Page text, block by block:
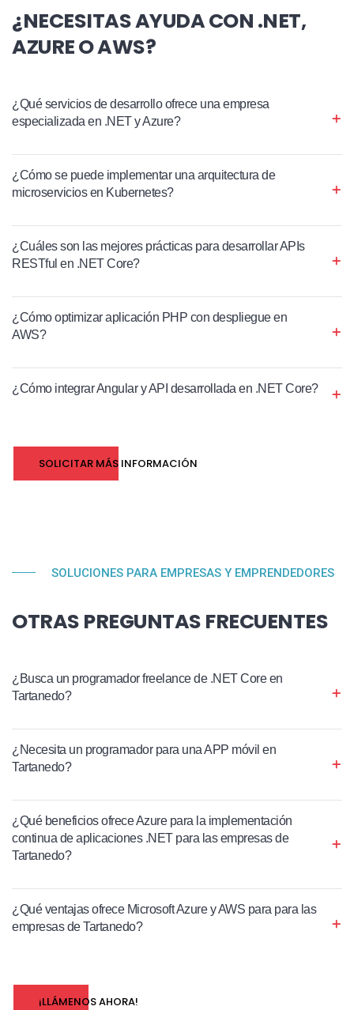
¿NECESITAS AYUDA CON .NET,
AZURE O AWS?
¿Qué servicios de desarrollo ofrece una empresa
especializada en .NET y Azure?
¿Cómo se puede implementar una arquitectura de
microservicios en Kubernetes?
¿Cuáles son las mejores prácticas para desarrollar APIs
RESTful en .NET Core?
¿Cómo optimizar aplicación PHP con despliegue en
AWS?
¿Cómo integrar Angular y API desarrollada en .NET Core?
SOLICITAR MÁS INFORMACIÓN
SOLUCIONES PARA EMPRESAS Y EMPRENDEDORES
OTRAS PREGUNTAS FRECUENTES
¿Busca un programador freelance de .NET Core en
Tartanedo?
¿Necesita un programador para una APP móvil en
Tartanedo?
¿Qué beneficios ofrece Azure para la implementación
continua de aplicaciones .NET para las empresas de
Tartanedo?
¿Qué ventajas ofrece Microsoft Azure y AWS para para las
empresas de Tartanedo?
¡LLÁMENOS AHORA!